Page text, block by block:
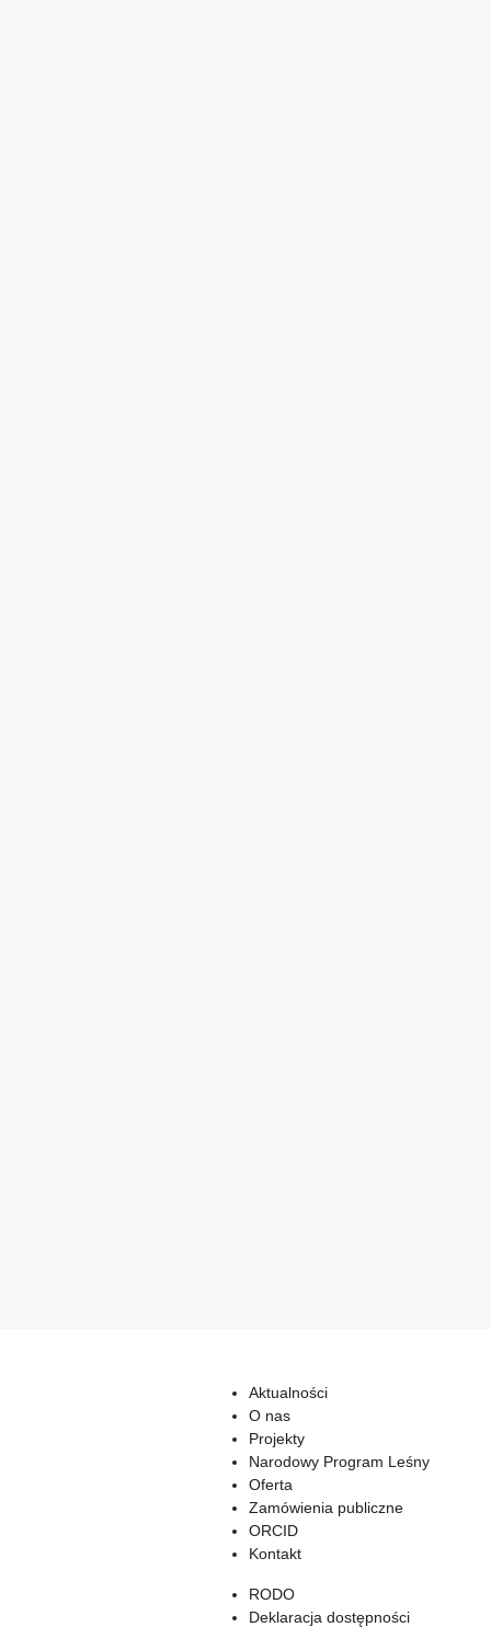
Aktualności
O nas
Projekty
Narodowy Program Leśny
Oferta
Zamówienia publiczne
ORCID
Kontakt
RODO
Deklaracja dostępności